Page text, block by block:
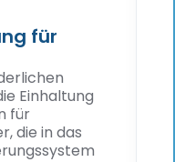
für
Einhaltung
für
die in das